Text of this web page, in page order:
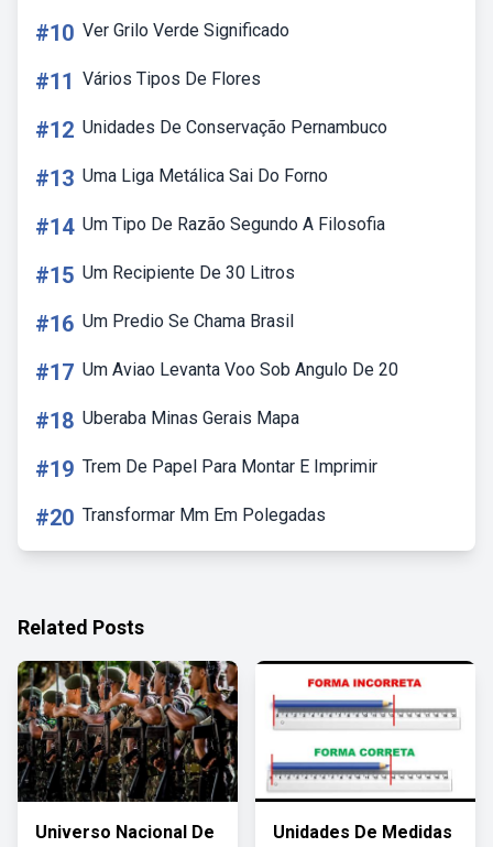
#10 Ver Grilo Verde Significado
#11 Vários Tipos De Flores
#12 Unidades De Conservação Pernambuco
#13 Uma Liga Metálica Sai Do Forno
#14 Um Tipo De Razão Segundo A Filosofia
#15 Um Recipiente De 30 Litros
#16 Um Predio Se Chama Brasil
#17 Um Aviao Levanta Voo Sob Angulo De 20
#18 Uberaba Minas Gerais Mapa
#19 Trem De Papel Para Montar E Imprimir
#20 Transformar Mm Em Polegadas
Related Posts
Universo Nacional De
Unidades De Medidas